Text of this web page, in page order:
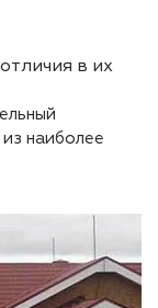
в их
наиболее